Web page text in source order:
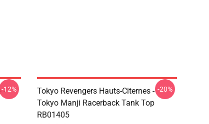
-
-12%
Tokyo Revengers Hauts-Citernes -
Tokyo Manji Racerback Tank Top
RB01405
-20%